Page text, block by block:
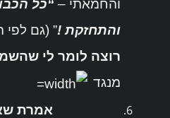
והחמאתי – “כל
והתחזקת !” (גם לפי
רוצה לומר לי
מנגד
אמרת